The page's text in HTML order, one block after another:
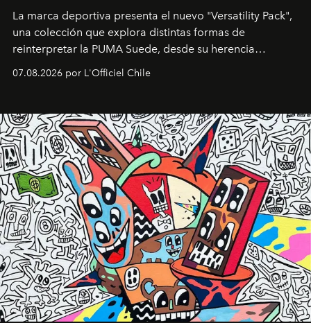
La marca deportiva presenta el nuevo "Versatility Pack",
una colección que explora distintas formas de
reinterpretar la PUMA Suede, desde su herencia
diseño y el universo outdoor.
07.08.2026 por L'Officiel Chile